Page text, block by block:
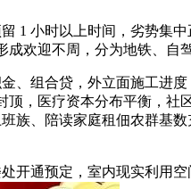
小时以上时间，劣势集
欢迎不周，分为地铁、自
组合贷，外立面施工进度
，医疗资本分布平衡，
、陪读家庭租佃农群基
通预定，室内现实利用空